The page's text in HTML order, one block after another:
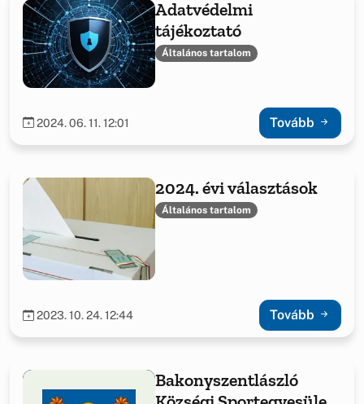
Adatvédelmi
tájékoztató
Általános tartalom
2024. 06. 11. 12:01 Tovább
2024. évi választások
Általános tartalom
2023. 10. 24. 12:44 Tovább
Bakonyszentlászló